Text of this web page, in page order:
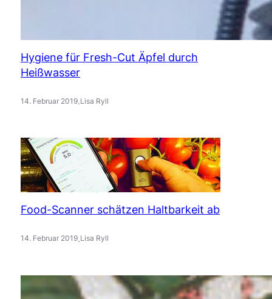
Hygiene für Fresh-Cut Äpfel durch
Heißwasser
14. Februar 2019.Lisa Ryll
Food-Scanner schätzen Haltbarkeit ab
14. Februar 2019.Lisa Ryll